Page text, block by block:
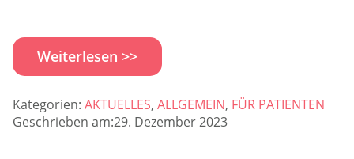
Weiterlesen >>
Kategorien: AKTUELLES, ALLGEMEIN, FÜR PATIENTEN
Geschrieben am:29. Dezember 2023